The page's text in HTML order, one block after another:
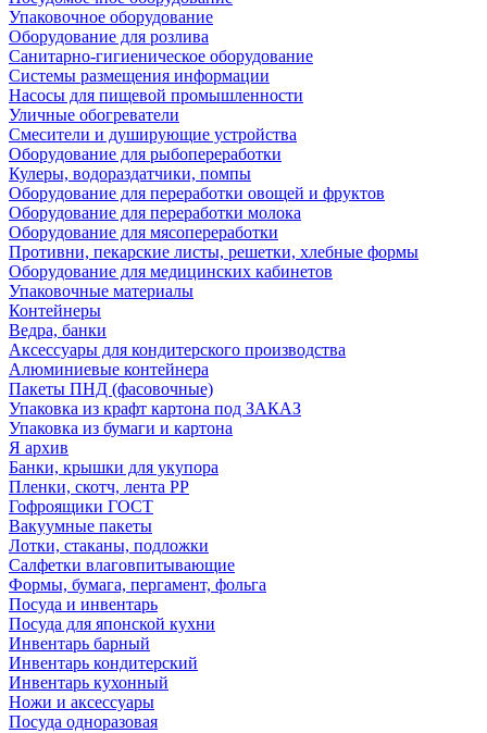
Упаковочное оборудование
Оборудование для розлива
Санитарно-гигиеническое оборудование
Системы размещения информации
Насосы для пищевой промышленности
Уличные обогреватели
Смесители и душирующие устройства
Оборудование для рыбопереработки
Кулеры, водораздатчики, помпы
Оборудование для переработки овощей и фруктов
Оборудование для переработки молока
Оборудование для мясопереработки
Противни, пекарские листы, решетки, хлебные формы
Оборудование для медицинских кабинетов
Упаковочные материалы
Контейнеры
Ведра, банки
Аксессуары для кондитерского производства
Алюминиевые контейнера
Пакеты ПНД (фасовочные)
Упаковка из крафт картона под ЗАКАЗ
Упаковка из бумаги и картона
Я архив
Банки, крышки для укупора
Пленки, скотч, лента РР
Гофроящики ГОСТ
Вакуумные пакеты
Лотки, стаканы, подложки
Салфетки влаговпитывающие
Формы, бумага, пергамент, фольга
Посуда и инвентарь
Посуда для японской кухни
Инвентарь барный
Инвентарь кондитерский
Инвентарь кухонный
Ножи и аксессуары
Посуда одноразовая